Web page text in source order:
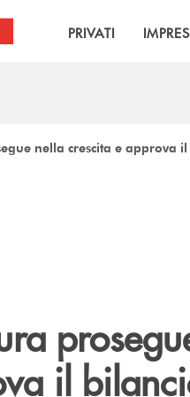
PRIVATI
nella crescita e approva
il